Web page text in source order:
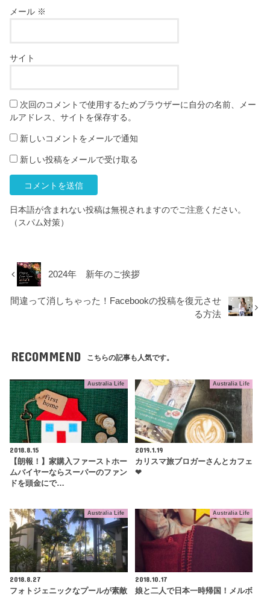
メール ※
サイト
次回のコメントで使用するためブラウザーに自分の名前、メー
ルアドレス、サイトを保存する。
新しいコメントをメールで通知
新しい投稿をメールで受け取る
日本語が含まれない投稿は無視されますのでご注意ください。
（スパム対策）
2024年 新年のご挨拶
間違って消しちゃった！Facebookの投稿を復元させ
る方法
RECOMMEND こちらの記事も人気です。
Australia Life
2018.8.15
【朗報！】家購入ファーストホー
ムバイヤーならスーパーのファン
ドを頭金にで…
Australia Life
2019.1.19
カリスマ旅ブロガーさんとカフェ
❤︎
Australia Life
2018.8.27
フォトジェニックなプールが素敵
Australia Life
2018.10.17
娘と二人で日本一時帰国！メルボ